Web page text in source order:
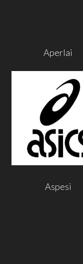
Aperlai
Aspesi